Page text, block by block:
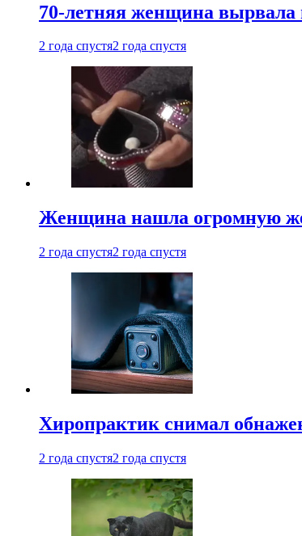
70-летняя женщина вырвала
2 года спустя2 года спустя
Женщина нашла огромную
2 года спустя2 года спустя
Хиропрактик снимал
2 года спустя2 года спустя